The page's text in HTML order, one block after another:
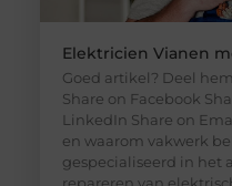
Elektricien Vianen
Goed artikel? Deel
Share on Facebook
LinkedIn Share on
en waarom vakwerk
gespecialiseerd in het
repareren van